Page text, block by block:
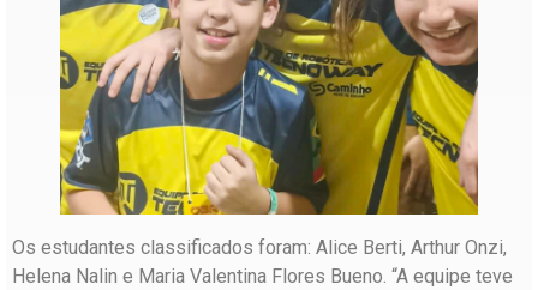
Os estudantes classificados foram: Alice Berti, Arthur Onzi,
Helena Nalin e Maria Valentina Flores Bueno. “A equipe teve